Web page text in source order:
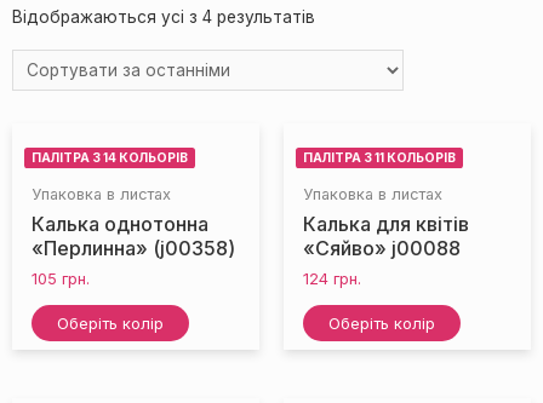
Відображаються усі з 4 результатів
ПАЛІТРА З 14 КОЛЬОРІВ
Упаковка в листах
Калька однотонна
«Перлинна» (j00358)
105 грн.
Оберіть колір
ПАЛІТРА З 11 КОЛЬОРІВ
Упаковка в листах
Калька для квітів
«Сяйво» j00088
124 грн.
Оберіть колір